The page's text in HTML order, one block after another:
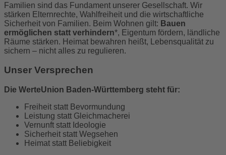
Familien sind das Fundament unserer Gesellschaft. Wir
stärken Elternrechte, Wahlfreiheit und die wirtschaftliche
Sicherheit von Familien. Beim Wohnen gilt: Bauen
ermöglichen statt verhindern*, Eigentum fördern, ländliche
Räume stärken. Heimat bewahren heißt, Lebensqualität zu
sichern – nicht alles zu regulieren.
Unser Versprechen
Die WerteUnion Baden-Württemberg steht für:
Freiheit statt Bevormundung
Leistung statt Gleichmacherei
Vernunft statt Ideologie
Sicherheit statt Wegsehen
Heimat statt Beliebigkeit